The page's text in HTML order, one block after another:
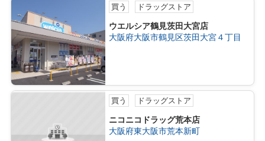
買う ドラッグストア
ウエルシア鶴見茨田大宮店
大阪府大阪市鶴見区茨田大宮４丁目
買う ドラッグストア
ニコニコドラッグ荒本店
大阪府東大阪市荒本新町